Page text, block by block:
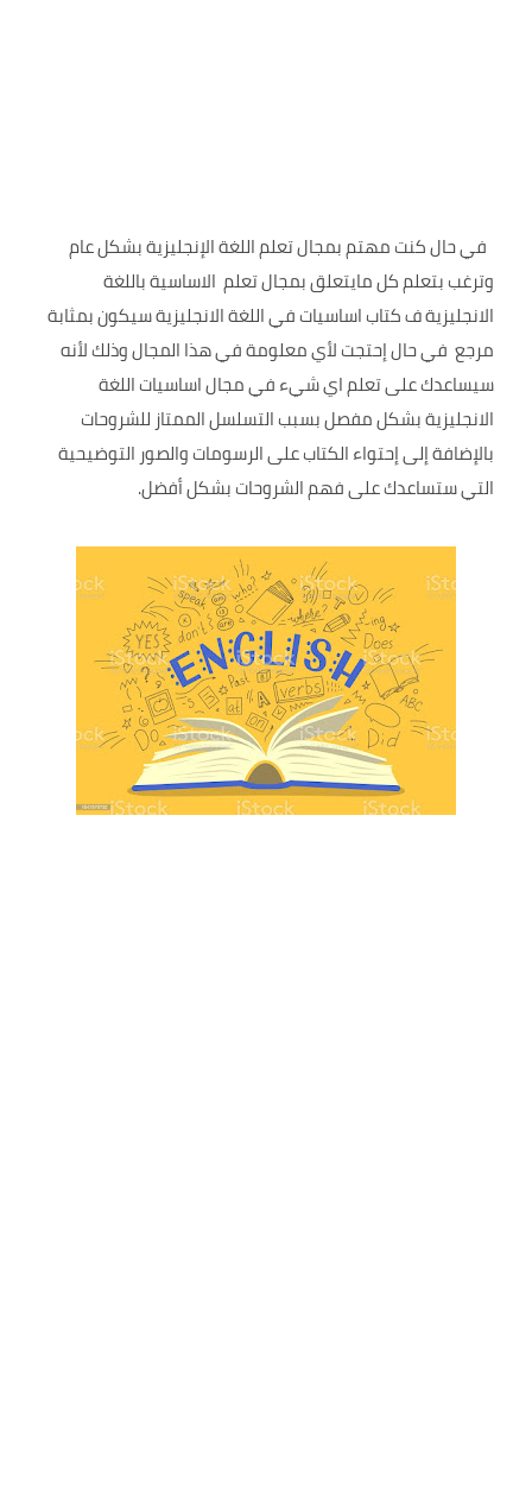
في حال كنت مهتم بمجال تعلم اللغة الإنجليزية بشكل عام
وترغب بتعلم كل مايتعلق بمجال تعلم الاساسية باللغة
الانجليزية ف كتاب اساسيات في اللغة الانجليزية سيكون بمثابة
مرجع في حال إحتجت لأي معلومة في هذا المجال وذلك لأنه
سيساعدك على تعلم اي شيء في مجال اساسيات اللغة
الانجليزية بشكل مفصل بسبب التسلسل الممتاز للشروحات
بالإضافة إلى إحتواء الكتاب على الرسومات والصور التوضيحية
التي ستساعدك على فهم الشروحات بشكل أفضل.